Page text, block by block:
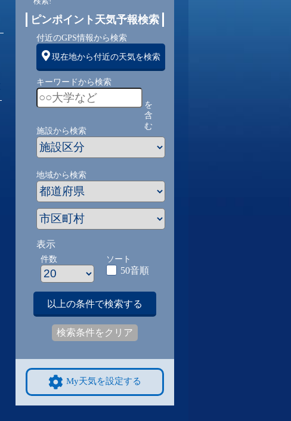
1 1 2 3
ピンポイント天気予報検索
付近のGPS情報から検索
現在地から付近の天気を検索
キーワードから検索
を
含
む
施設から検索
地域から検索
表示
件数 ソート
50音順
以上の条件で検索する
検索条件をクリア
My天気を設定する